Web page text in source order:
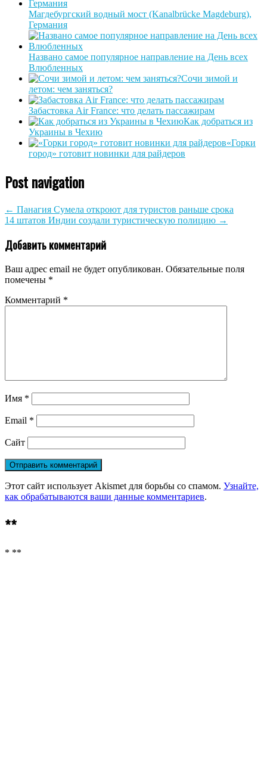
Магдебургский водный мост (Kanalbrücke Magdeburg),
Германия
Названо самое популярное направление на День всех
Влюбленных
Сочи зимой и
летом: чем заняться?
Забастовка Air France: что делать пассажирам
Как добраться из
Украины в Чехию
«Горки
город» готовит новинки для райдеров
Post navigation
← Панагия Сумела откроют для туристов раньше срока
14 штатов Индии создали туристическую полицию →
Добавить комментарий
Ваш адрес email не будет опубликован. Обязательные поля
помечены *
Комментарий *
Имя *
Email *
Сайт
Этот сайт использует Akismet для борьбы со спамом. Узнайте,
как обрабатываются ваши данные комментариев.
**
* **